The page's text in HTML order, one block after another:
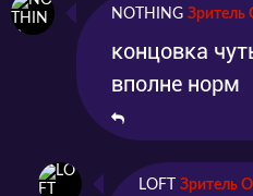
NOTHING Зритель
концовка
вполне норм
LOFT Зритель